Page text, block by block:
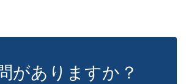
がありますか？